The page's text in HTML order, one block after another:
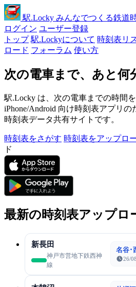
駅.Locky みんなでつくる鉄道
ログイン ユーザー登録
トップ 駅.Lockyについて 時刻表リ
ロード フォーラム 使い方
次の電車まで、あと何
駅.Locky は、次の電車までの時間
iPhone/Android 向け時刻表アプリ
時刻表データ共有サイトです。
時刻表をさがす 時刻表をアップロ
ド
最新の時刻表アップロ
新長田
神戸市営地下鉄西神
線
名谷･
26/